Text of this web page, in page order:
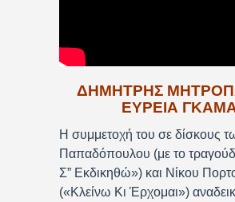
ΔΗΜΗΤΡΗΣ
ΕΥΡΕΙΑ
Η συμμετοχή του σε δίσκους
Παπαδόπουλου (με το
Σ” Εκδικηθώ») και Νίκου
(«Κλείνω Κι Έρχομαι»)